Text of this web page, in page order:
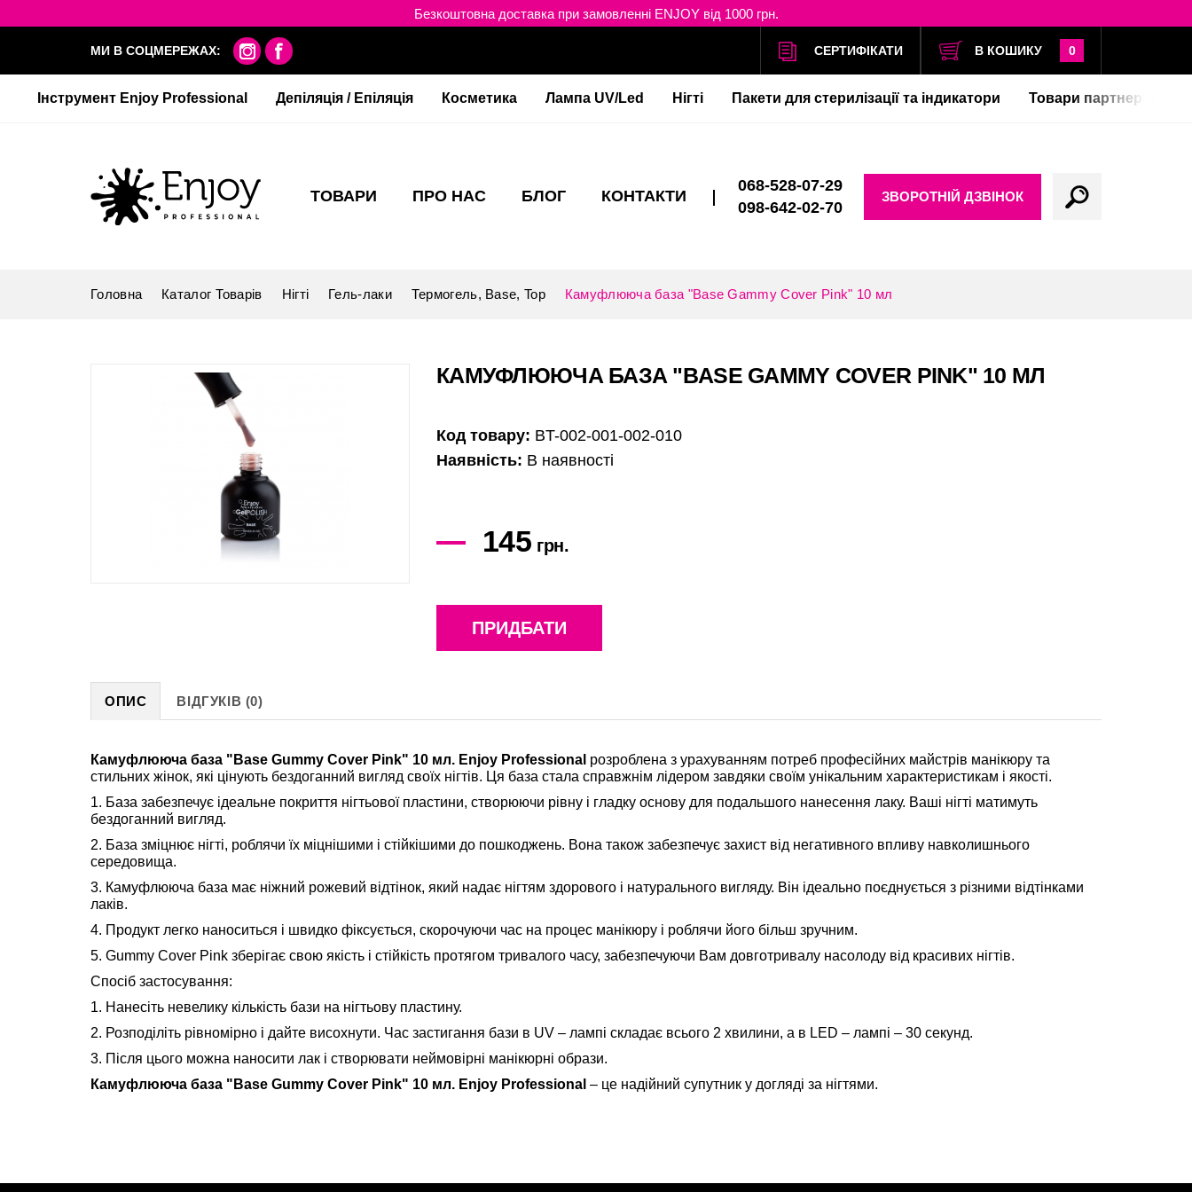
Безкоштовна доставка при замовленні ENJOY від 1000 грн.
МИ В СОЦМЕРЕЖАХ: СЕРТИФІКАТИ В КОШИКУ 0
Інструмент Enjoy Professional Депіляція / Епіляція Косметика Лампа UV/Led Нігті Пакети для стерилізації та індикатори Товари партнерів
ТОВАРИ ПРО НАС БЛОГ КОНТАКТИ
068-528-07-29
098-642-02-70
ЗВОРОТНІЙ ДЗВІНОК
Головна Каталог Товарів Нігті Гель-лаки Термогель, Base, Top Камуфлююча база "Base Gammy Cover Pink" 10 мл
КАМУФЛЮЮЧА БАЗА "BASE GAMMY COVER PINK" 10 МЛ
Код товару: BT-002-001-002-010
Наявність: В наявності
145 грн.
ПРИДБАТИ
ОПИС ВІДГУКІВ (0)
Камуфлююча база "Base Gummy Cover Pink" 10 мл. Enjoy Professional розроблена з урахуванням потреб професійних майстрів манікюру та
стильних жінок, які цінують бездоганний вигляд своїх нігтів. Ця база стала справжнім лідером завдяки своїм унікальним характеристикам і якості.
1. База забезпечує ідеальне покриття нігтьової пластини, створюючи рівну і гладку основу для подальшого нанесення лаку. Ваші нігті матимуть
бездоганний вигляд.
2. База зміцнює нігті, роблячи їх міцнішими і стійкішими до пошкоджень. Вона також забезпечує захист від негативного впливу навколишнього
середовища.
3. Камуфлююча база має ніжний рожевий відтінок, який надає нігтям здорового і натурального вигляду. Він ідеально поєднується з різними відтінками
лаків.
4. Продукт легко наноситься і швидко фіксується, скорочуючи час на процес манікюру і роблячи його більш зручним.
5. Gummy Cover Pink зберігає свою якість і стійкість протягом тривалого часу, забезпечуючи Вам довготривалу насолоду від красивих нігтів.
Спосіб застосування:
1. Нанесіть невелику кількість бази на нігтьову пластину.
2. Розподіліть рівномірно і дайте висохнути. Час застигання бази в UV – лампі складає всього 2 хвилини, а в LED – лампі – 30 секунд.
3. Після цього можна наносити лак і створювати неймовірні манікюрні образи.
Камуфлююча база "Base Gummy Cover Pink" 10 мл. Enjoy Professional – це надійний супутник у догляді за нігтями.